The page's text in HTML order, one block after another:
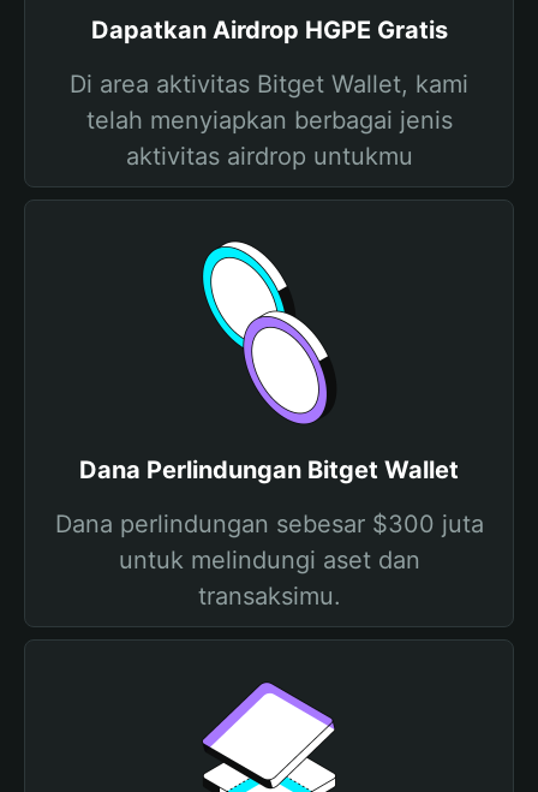
Dapatkan Airdrop HGPE Gratis
Di area aktivitas Bitget Wallet, kami
telah menyiapkan berbagai jenis
aktivitas airdrop untukmu
Dana Perlindungan Bitget Wallet
Dana perlindungan sebesar $300 juta
untuk melindungi aset dan
transaksimu.